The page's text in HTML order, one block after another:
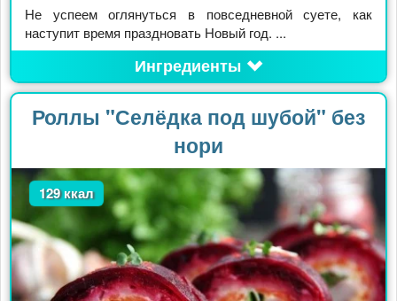
Не успеем оглянуться в повседневной суете, как
наступит время праздновать Новый год. ...
Ингредиенты
Роллы "Селёдка под шубой" без
нори
129 ккал